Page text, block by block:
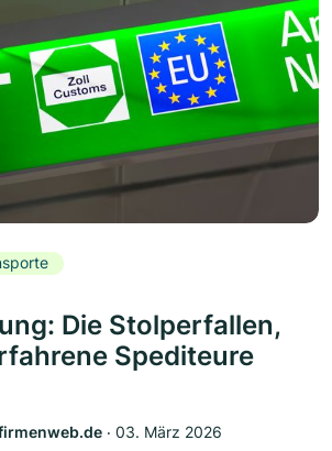
Die Stolperfallen,
Spediteure
‧ 03. März 2026